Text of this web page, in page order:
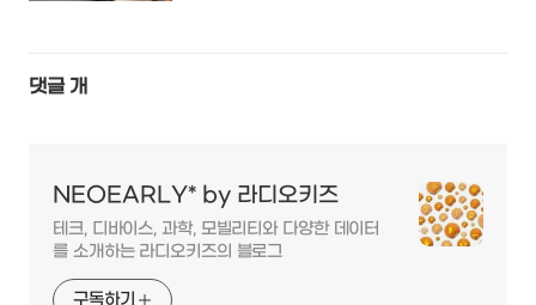
댓글 개
NEOEARLY* by 라디오키즈
테크, 디바이스, 과학, 모빌리티와 다양한 데이터
를 소개하는 라디오키즈의 블로그
구독하기